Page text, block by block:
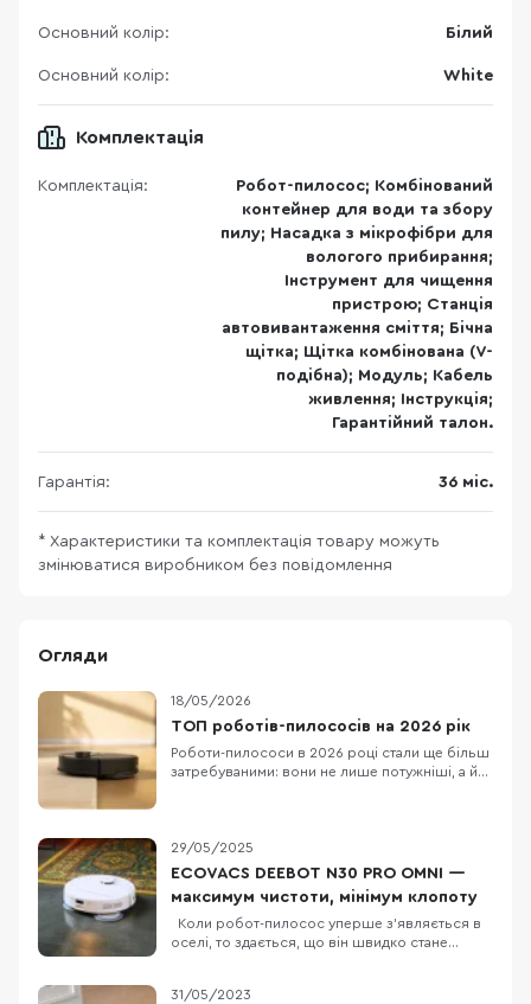
Основний колір: Білий
Основний колір: White
Комплектація
Комплектація:
Робот-пилосос; Комбінований
контейнер для води та збору
пилу; Насадка з мікрофібри для
вологого прибирання;
Інструмент для чищення
пристрою; Станція
автовивантаження сміття; Бічна
щітка; Щітка комбінована (V-
подібна); Модуль; Кабель
живлення; Інструкція;
Гарантійний талон.
Гарантія: 36 міс.
* Характеристики та комплектація товару можуть
змінюватися виробником без повідомлення
Огляди
18/05/2026
ТОП роботів-пилососів на 2026 рік
Роботи-пилососи в 2026 році стали ще більш
затребуваними: вони не лише потужніші, а й
мультиповерхову підтримку), функції
вологого прибирання та зручність
29/05/2025
ECOVACS DEEBOT N30 PRO OMNI —
максимум чистоти, мінімум клопоту
оселі, то здається, що він швидко стане
OMNI руйнує цей стереотип практично з
31/05/2023